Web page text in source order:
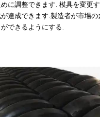
に調整できます. 模具を変更
達成できます.製造者が市場
できるようにする.